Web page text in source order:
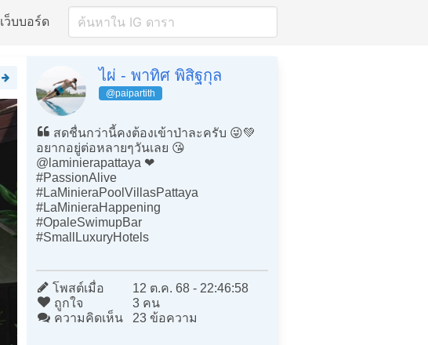
เว็บบอร์ด
ไผ่ - พาทิศ พิสิฐกุล
@paipartith
สดชื่นกว่านี้คงต้องเข้าป่าละครับ 😜💚
อยากอยู่ต่อหลายๆวันเลย 😘
@laminierapattaya ❤️
#PassionAlive
#LaMinieraPoolVillasPattaya
#LaMinieraHappening
#OpaleSwimupBar
#SmallLuxuryHotels
โพสต์เมื่อ
12 ต.ค. 68 - 22:46:58
ถูกใจ
3 คน
ความคิดเห็น
23 ข้อความ